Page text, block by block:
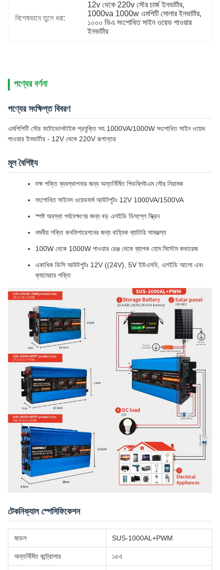
বিশেষভাবে তুলে ধরা:
12v থেকে 220v সৌর চার্জ ইনভার্টার,
1000va 1000w এমপিটি সোলার ইনভার্টার,
১০০০ ভিএ সংশোধিত সাইন ওয়েভ পাওয়ার
ইনভার্টার
পণ্যের বর্ণনা
পণ্যের সংক্ষিপ্ত বিবরণ
এমপিপিটি সৌর ফটোভোলটাইক প্রযুক্তি সহ 1000VA/1000W সংশোধিত সাইন ওয়েভ
পাওয়ার ইনভার্টার - 12V থেকে 220V রূপান্তর
মূল বৈশিষ্ট্য
দক্ষ শক্তি ব্যবস্থাপনার জন্য অন্তর্নির্মিত পিডব্লিউএম সৌর নিয়ামক
সংশোধিত সাইনস ওয়েভফর্ম আউটপুটঃ 12V 1000VA/1500VA
স্পষ্ট অবস্থা পর্যবেক্ষণের জন্য বড় এলইডি ডিসপ্লে স্ক্রিন
নমনীয় শক্তি কনফিগারেশনের জন্য বাহ্যিক ব্যাটারি সামঞ্জস্য
100W থেকে 1000W পাওয়ার রেঞ্জ থেকে ব্যাপক হোম সিস্টেম কভারেজ
একাধিক ডিসি আউটপুটঃ 12V ((24V), 5V ইউএসবি, এলইডি আলো এবং
ক্যামেরার শক্তি
টেকনিক্যাল স্পেসিফিকেশন
মডেল SUS-1000AL+PWM
অন্তর্নির্মিত কন্ট্রোলার ১৫এ